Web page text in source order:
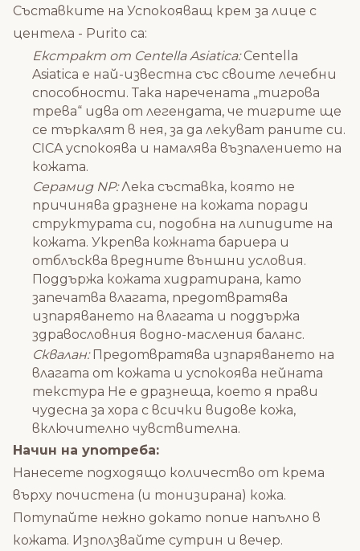
Съставките на Успокояващ крем за лице с
центела - Purito са:
Екстракт от Centella Asiatica:Centella
Asiatica е най-известна със своите лечебни
способности. Така наречената „тигрова
трева“ идва от легендата, че тигрите ще
се търкалят в нея, за да лекуват раните си.
CICA успокоява и намалява възпалението на
кожата.
Серамид NP:Лека съставка, която не
причинява дразнене на кожата поради
структурата си, подобна на липидите на
кожата. Укрепва кожната бариера и
отблъсква вредните външни условия.
Поддържа кожата хидратирана, като
запечатва влагата, предотвратява
изпаряването на влагата и поддържа
здравословния водно-масления баланс.
Сквалан:Предотвратява изпаряването на
влагата от кожата и успокоява нейната
текстура Не е дразнеща, което я прави
чудесна за хора с всички видове кожа,
включително чувствителна.
Начин на употреба:
Нанесете подходящо количество от крема
върху почистена (и тонизирана) кожа.
Потупайте нежно докато попие напълно в
кожата. Използвайте сутрин и вечер.